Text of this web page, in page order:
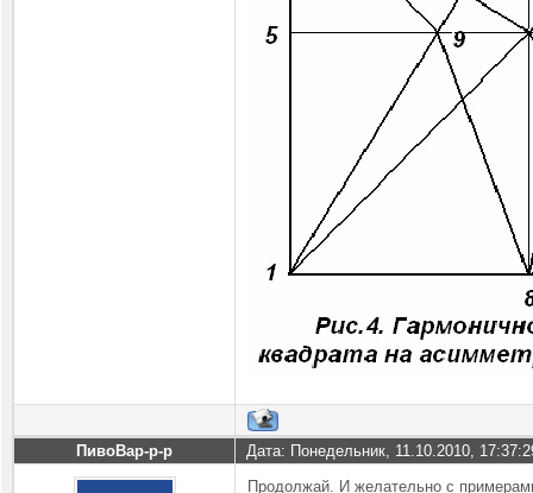
ПивоВар-р-р
Дата: Понедельник, 11.10.2010,
Продолжай. И желательно с